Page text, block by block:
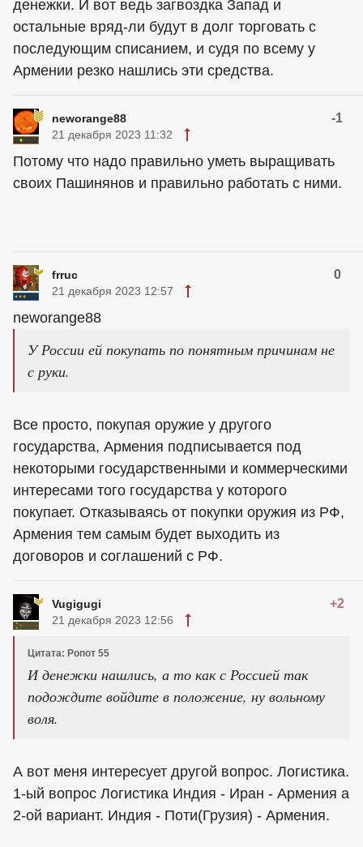
денежки. И вот ведь загвоздка Запад и
остальные вряд-ли будут в долг торговать с
последующим списанием, и судя по всему у
Армении резко нашлись эти средства.
neworange88 -1
21 декабря 2023 11:32
Потому что надо правильно уметь выращивать
своих Пашинянов и правильно работать с ними.
frruc 0
21 декабря 2023 12:57
neworange88
У России ей покупать по понятным причинам не
с руки.
Все просто, покупая оружие у другого
государства, Армения подписывается под
некоторыми государственными и коммерческими
интересами того государства у которого
покупает. Отказываясь от покупки оружия из РФ,
Армения тем самым будет выходить из
договоров и соглашений с РФ.
Vugigugi +2
21 декабря 2023 12:56
Цитата: Ропот 55
И денежки нашлись, а то как с Россией так
подождите войдите в положение, ну вольному
воля.
А вот меня интересует другой вопрос. Логистика.
1-ый вопрос Логистика Индия - Иран - Армения а
2-ой вариант. Индия - Поти(Грузия) - Армения.